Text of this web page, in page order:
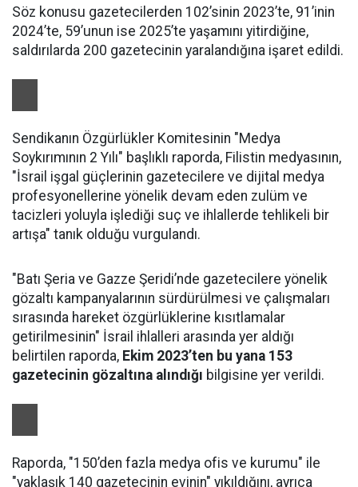
Söz konusu gazetecilerden 102’sinin 2023’te, 91’inin
2024’te, 59’unun ise 2025’te yaşamını yitirdiğine,
saldırılarda 200 gazetecinin yaralandığına işaret edildi.
Sendikanın Özgürlükler Komitesinin "Medya
Soykırımının 2 Yılı" başlıklı raporda, Filistin medyasının,
"İsrail işgal güçlerinin gazetecilere ve dijital medya
profesyonellerine yönelik devam eden zulüm ve
tacizleri yoluyla işlediği suç ve ihlallerde tehlikeli bir
artışa" tanık olduğu vurgulandı.
"Batı Şeria ve Gazze Şeridi’nde gazetecilere yönelik
gözaltı kampanyalarının sürdürülmesi ve çalışmaları
sırasında hareket özgürlüklerine kısıtlamalar
getirilmesinin" İsrail ihlalleri arasında yer aldığı
belirtilen raporda, Ekim 2023’ten bu yana 153
gazetecinin gözaltına alındığı bilgisine yer verildi.
Raporda, "150’den fazla medya ofis ve kurumu" ile
"yaklaşık 140 gazetecinin evinin" yıkıldığını, ayrıca